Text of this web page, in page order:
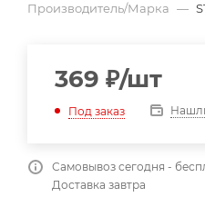
Производитель/Марка —
369 ₽/шт
Под заказ
Самовывоз сегодня -
Доставка завтра